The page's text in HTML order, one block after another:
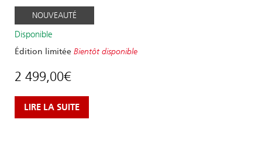
NOUVEAUTÉ
Disponible
Édition limitée Bientôt disponible
2 499,00€
LIRE LA SUITE